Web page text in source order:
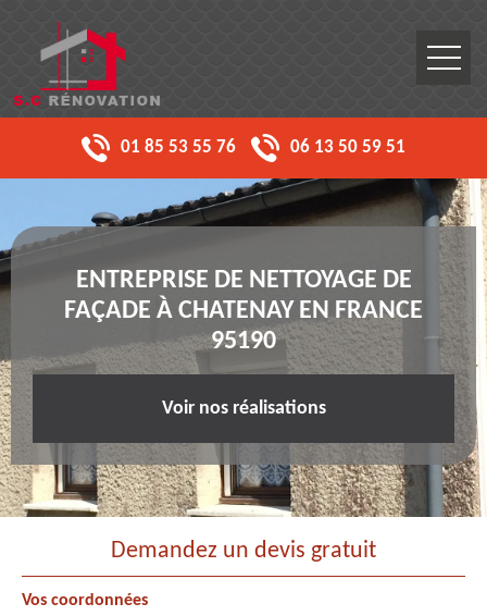
01 85 53 55 76 06 13 50 59 51
ENTREPRISE DE NETTOYAGE DE
FAÇADE À CHATENAY EN FRANCE
95190
Voir nos réalisations
Demandez un devis gratuit
Vos coordonnées